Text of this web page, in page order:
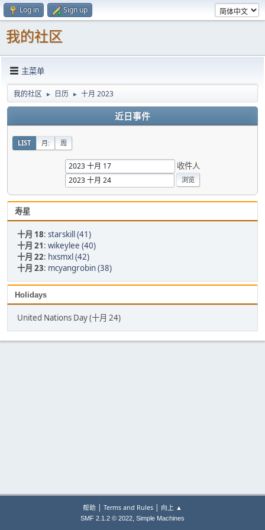
Log in Sign up
我的社区
主菜单
我的社区 ► 日历 ► 十月 2023
近日事件
LIST 月: 周
收件人
寿星
十月 18: starskill (41)
十月 21: wikeylee (40)
十月 22: hxsmxl (42)
十月 23: mcyangrobin (38)
Holidays
United Nations Day (十月 24)
帮助 | Terms and Rules | 向上 ▲
SMF 2.1.2 © 2022, Simple Machines